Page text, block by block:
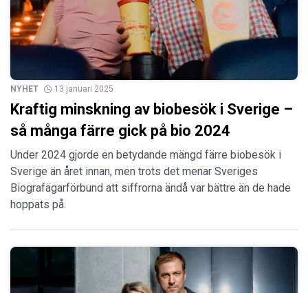
NYHET 13 januari 2025
Kraftig minskning av biobesök i Sverige –
så många färre gick på bio 2024
Under 2024 gjorde en betydande mängd färre biobesök i
Sverige än året innan, men trots det menar Sveriges
Biografägarförbund att siffrorna ändå var bättre än de hade
hoppats på.